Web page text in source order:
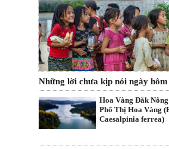
Những lời chưa kịp nói ngày
Hoa Vàng Đắk
Phố Thị Hoa Vàng
Caesalpinia ferrea)